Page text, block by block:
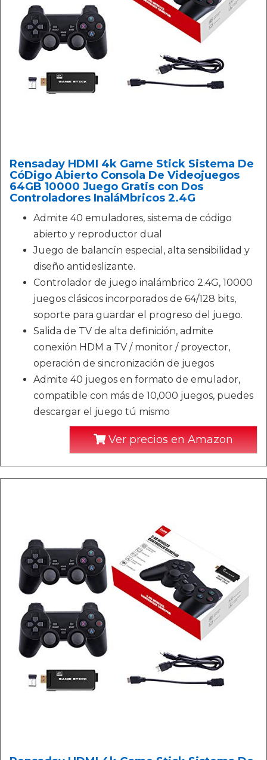
Rensaday HDMI 4k Game Stick Sistema De
CóDigo Abierto Consola De Videojuegos
64GB 10000 Juego Gratis con Dos
Controladores InaláMbricos 2.4G
Admite 40 emuladores, sistema de código
abierto y reproductor dual
Juego de balancín especial, alta sensibilidad y
diseño antideslizante.
Controlador de juego inalámbrico 2.4G, 10000
juegos clásicos incorporados de 64/128 bits,
soporte para guardar el progreso del juego.
Salida de TV de alta definición, admite
conexión HDM a TV / monitor / proyector,
operación de sincronización de juegos
Admite 40 juegos en formato de emulador,
compatible con más de 10,000 juegos, puedes
descargar el juego tú mismo
Ver precios en Amazon